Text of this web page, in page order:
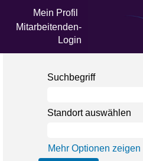
Mein Profil
Mitarbeitenden-
Login
Suchbegriff
Standort auswählen
Mehr Optionen zeigen